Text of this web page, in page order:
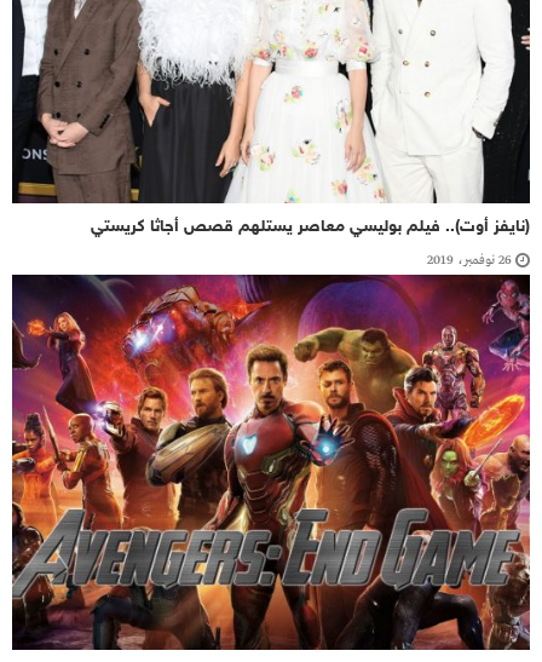
(نايفز أوت).. فيلم بوليسي معاصر يستلهم قصص أجاثا كريستي
26 نوفمبر، 2019